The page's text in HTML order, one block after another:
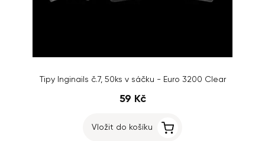
Tipy Inginails č.7, 50ks v sáčku - Euro 3200 Clear
59 Kč
Vložit do košíku